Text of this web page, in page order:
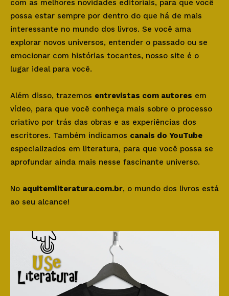
com as melhores novidades editoriais, para que você
possa estar sempre por dentro do que há de mais
interessante no mundo dos livros. Se você ama
explorar novos universos, entender o passado ou se
emocionar com histórias tocantes, nosso site é o
lugar ideal para você.
Além disso, trazemos entrevistas com autores em
vídeo, para que você conheça mais sobre o processo
criativo por trás das obras e as experiências dos
escritores. Também indicamos canais do YouTube
especializados em literatura, para que você possa se
aprofundar ainda mais nesse fascinante universo.
No aquitemliteratura.com.br, o mundo dos livros está
ao seu alcance!